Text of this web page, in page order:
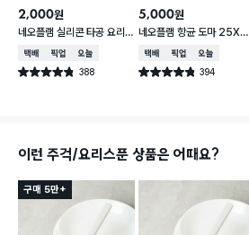
2,000원
네오플램 실리콘 타공 요리
스푼
택배배송매장픽업오늘배송
별점 4.8점 388
건 작성
5,000원
네오플램 항균 도마 25X3
6cm
택배배송매장픽업오늘배송
별점 4.8점 394
건 작성
이런 주걱/요리스푼 상품은 어때요?
구매 5만+